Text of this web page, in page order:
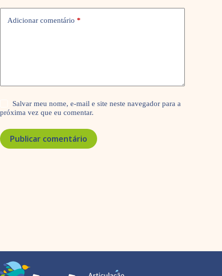
Adicionar comentário *
Salvar meu nome, e-mail e site neste navegador para a
próxima vez que eu comentar.
Publicar comentário